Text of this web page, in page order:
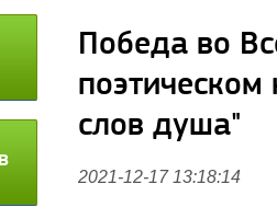
Победа во
поэтическом
слов душа"
2021-12-17 13:18:14